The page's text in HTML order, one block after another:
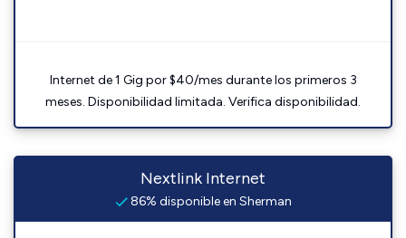
Internet de 1 Gig por $40/mes durante los primeros 3
meses. Disponibilidad limitada. Verifica disponibilidad.
Nextlink Internet
86% disponible en Sherman